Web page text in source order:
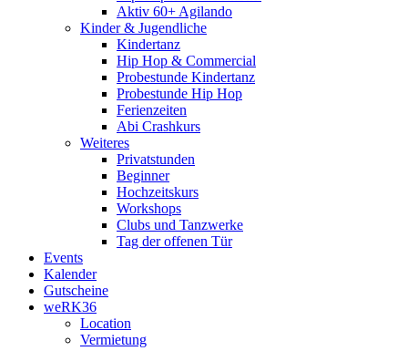
Aktiv 60+ Agilando
Kinder & Jugendliche
Kindertanz
Hip Hop & Commercial
Probestunde Kindertanz
Probestunde Hip Hop
Ferienzeiten
Abi Crashkurs
Weiteres
Privatstunden
Beginner
Hochzeitskurs
Workshops
Clubs und Tanzwerke
Tag der offenen Tür
Events
Kalender
Gutscheine
weRK36
Location
Vermietung